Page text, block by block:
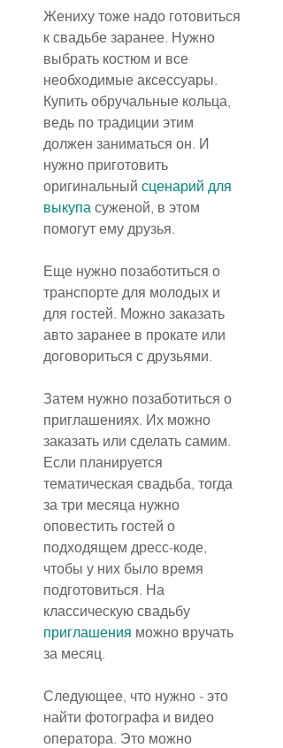
Жениху тоже надо готовиться
к свадьбе заранее. Нужно
выбрать костюм и все
необходимые аксессуары.
Купить обручальные кольца,
ведь по традиции этим
должен заниматься он. И
нужно приготовить
оригинальный сценарий для
выкупа суженой, в этом
помогут ему друзья.
Еще нужно позаботиться о
транспорте для молодых и
для гостей. Можно заказать
авто заранее в прокате или
договориться с друзьями.
Затем нужно позаботиться о
приглашениях. Их можно
заказать или сделать самим.
Если планируется
тематическая свадьба, тогда
за три месяца нужно
оповестить гостей о
подходящем дресс-коде,
чтобы у них было время
подготовиться. На
классическую свадьбу
приглашения можно вручать
за месяц.
Следующее, что нужно - это
найти фотографа и видео
оператора. Это можно